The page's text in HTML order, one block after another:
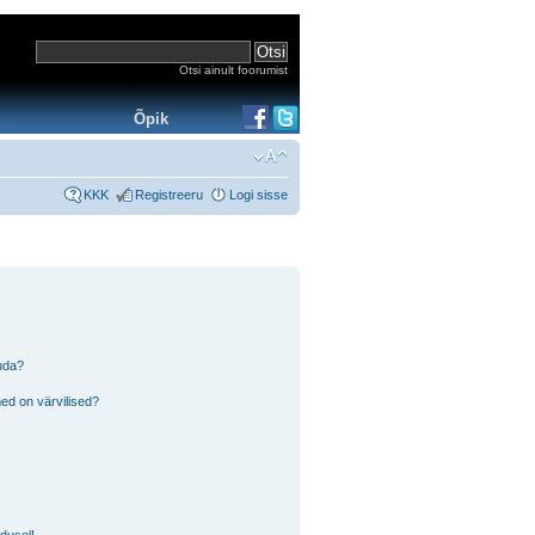
Otsi ainult foorumist
Õpik
KKK Registreeru Logi sisse
on värvilised?